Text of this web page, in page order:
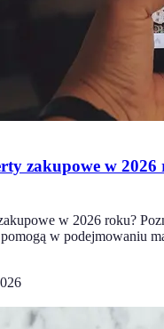
zakupowe w
w 2026 roku?
w podejmowaniu